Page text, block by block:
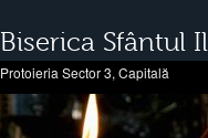
Biserica Sfântul
Protoieria Sector 3, Capitală